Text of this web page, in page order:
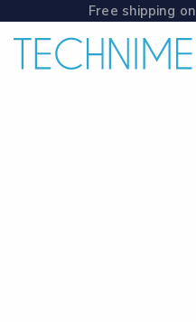
Free shipping